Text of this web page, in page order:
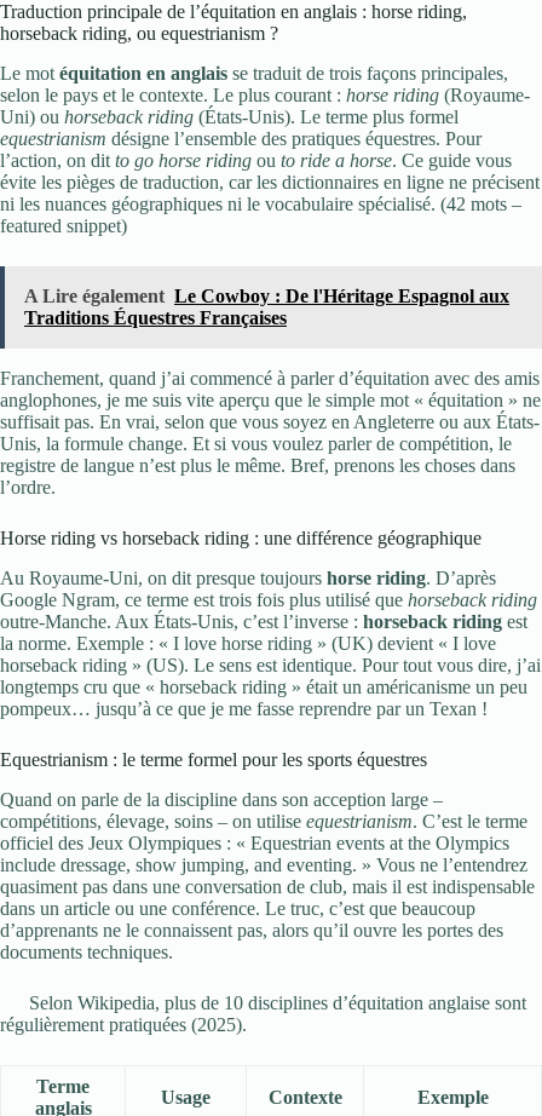
Traduction principale de l’équitation en anglais : horse riding,
horseback riding, ou equestrianism ?
Le mot équitation en anglais se traduit de trois façons principales,
selon le pays et le contexte. Le plus courant : horse riding (Royaume-
Uni) ou horseback riding (États-Unis). Le terme plus formel
equestrianism désigne l’ensemble des pratiques équestres. Pour
l’action, on dit to go horse riding ou to ride a horse. Ce guide vous
évite les pièges de traduction, car les dictionnaires en ligne ne précisent
ni les nuances géographiques ni le vocabulaire spécialisé. (42 mots –
featured snippet)
A Lire également Le Cowboy : De l'Héritage Espagnol aux
Traditions Équestres Françaises
Franchement, quand j’ai commencé à parler d’équitation avec des amis
anglophones, je me suis vite aperçu que le simple mot « équitation » ne
suffisait pas. En vrai, selon que vous soyez en Angleterre ou aux États-
Unis, la formule change. Et si vous voulez parler de compétition, le
registre de langue n’est plus le même. Bref, prenons les choses dans
l’ordre.
Horse riding vs horseback riding : une différence géographique
Au Royaume-Uni, on dit presque toujours horse riding. D’après
Google Ngram, ce terme est trois fois plus utilisé que horseback riding
outre-Manche. Aux États-Unis, c’est l’inverse : horseback riding est
la norme. Exemple : « I love horse riding » (UK) devient « I love
horseback riding » (US). Le sens est identique. Pour tout vous dire, j’ai
longtemps cru que « horseback riding » était un américanisme un peu
pompeux… jusqu’à ce que je me fasse reprendre par un Texan !
Equestrianism : le terme formel pour les sports équestres
Quand on parle de la discipline dans son acception large –
compétitions, élevage, soins – on utilise equestrianism. C’est le terme
officiel des Jeux Olympiques : « Equestrian events at the Olympics
include dressage, show jumping, and eventing. » Vous ne l’entendrez
quasiment pas dans une conversation de club, mais il est indispensable
dans un article ou une conférence. Le truc, c’est que beaucoup
d’apprenants ne le connaissent pas, alors qu’il ouvre les portes des
documents techniques.
Selon Wikipedia, plus de 10 disciplines d’équitation anglaise sont
régulièrement pratiquées (2025).
Terme
anglais
Usage Contexte Exemple